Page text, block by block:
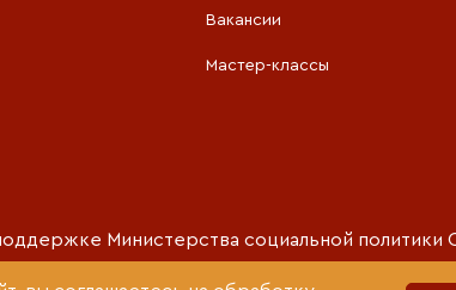
Вакансии
Мастер-классы
Министерства социальной политики